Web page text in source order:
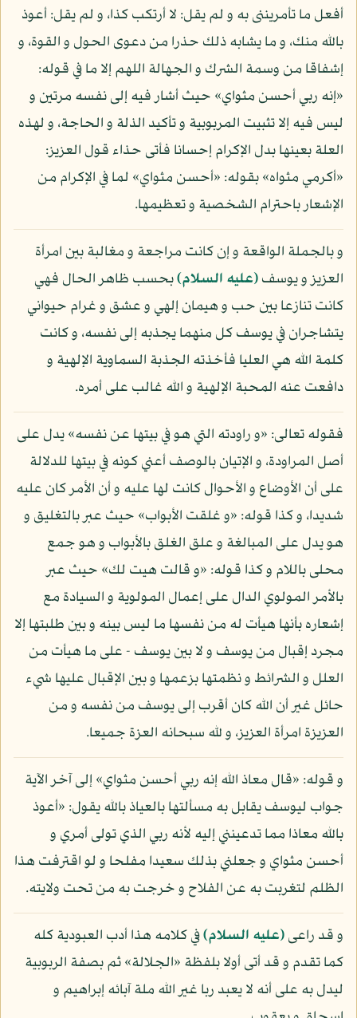
أفعل ما تأمريننى به و لم يقل: لا أرتكب كذا، و لم يقل: أعوذ
بالله منك، و ما يشابه ذلك حذرا من دعوى الحول و القوة، و
إشفاقا من وسمة الشرك و الجهالة اللهم إلا ما في قوله:
«إنه ربي أحسن مثواي» حيث أشار فيه إلى نفسه مرتين و
ليس فيه إلا تثبيت المربوبية و تأكيد الذلة و الحاجة، و لهذه
العلة بعينها بدل الإكرام إحسانا فأتى حذاء قول العزيز:
«أكرمي مثواه» بقوله: «أحسن مثواي» لما في الإكرام من
الإشعار باحترام الشخصية و تعظيمها.
و بالجملة الواقعة و إن كانت مراجعة و مغالبة بين امرأة
العزيز و يوسف(عليه السلام)بحسب ظاهر الحال فهي
كانت تنازعا بين حب و هيمان إلهي و عشق و غرام حيواني
يتشاجران في يوسف كل منهما يجذبه إلى نفسه، و كانت
كلمة الله هي العليا فأخذته الجذبة السماوية الإلهية و
دافعت عنه المحبة الإلهية و الله غالب على أمره.
فقوله تعالى: «و راودته التي هو في بيتها عن نفسه» يدل على
أصل المراودة، و الإتيان بالوصف أعني كونه في بيتها للدلالة
على أن الأوضاع و الأحوال كانت لها عليه و أن الأمر كان عليه
شديدا، و كذا قوله: «و غلقت الأبواب» حيث عبر بالتغليق و
هو يدل على المبالغة و علق الغلق بالأبواب و هو جمع
محلى باللام و كذا قوله: «و قالت هيت لك» حيث عبر
بالأمر المولوي الدال على إعمال المولوية و السيادة مع
إشعاره بأنها هيأت له من نفسها ما ليس بينه و بين طلبتها إلا
مجرد إقبال من يوسف و لا بين يوسف - على ما هيأت من
العلل و الشرائط و نظمتها بزعمها و بين الإقبال عليها شيء
حائل غير أن الله كان أقرب إلى يوسف من نفسه و من
العزيزة امرأة العزيز، و لله سبحانه العزة جميعا.
و قوله: «قال معاذ الله إنه ربي أحسن مثواي» إلى آخر الآية
جواب ليوسف يقابل به مسألتها بالعياذ بالله يقول: «أعوذ
بالله معاذا مما تدعينني إليه لأنه ربي الذي تولى أمري و
أحسن مثواي و جعلني بذلك سعيدا مفلحا و لو اقترفت هذا
الظلم لتغربت به عن الفلاح و خرجت به من تحت ولايته.
و قد راعى(عليه السلام)في كلامه هذا أدب العبودية كله
كما تقدم و قد أتى أولا بلفظة «الجلالة» ثم بصفة الربوبية
ليدل به على أنه لا يعبد ربا غير الله ملة آبائه إبراهيم و